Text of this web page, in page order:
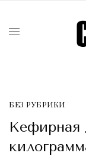
БЕЗ РУБРИКИ
Кефирная